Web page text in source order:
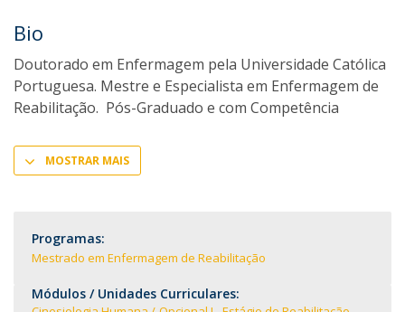
Bio
Doutorado em Enfermagem pela Universidade Católica
Portuguesa. Mestre e Especialista em Enfermagem de
Reabilitação. Pós-Graduado e com Competência
MOSTRAR MAIS
Programas:
Mestrado em Enfermagem de Reabilitação
Módulos / Unidades Curriculares: